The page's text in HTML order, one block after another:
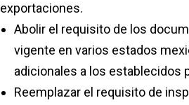
exportaciones.
Abolir el requisito de los
vigente en varios estados
adicionales a los establecidos
Reemplazar el requisito de